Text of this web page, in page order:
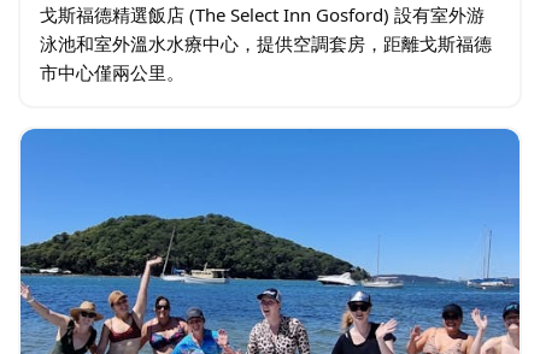
戈斯福德精選飯店 (The Select Inn Gosford) 設有室外游
泳池和室外溫水水療中心，提供空調套房，距離戈斯福德
市中心僅兩公里。